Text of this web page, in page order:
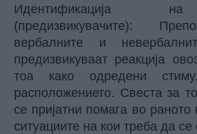
Идентификација
(предизвикувачите):
вербалните и
предизвикуваат реакција
тоа како одредени
расположението. Свеста за
се пријатни помага во
ситуациите на кои треба да